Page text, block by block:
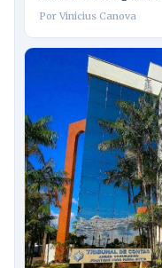
Por Vinicius Canova